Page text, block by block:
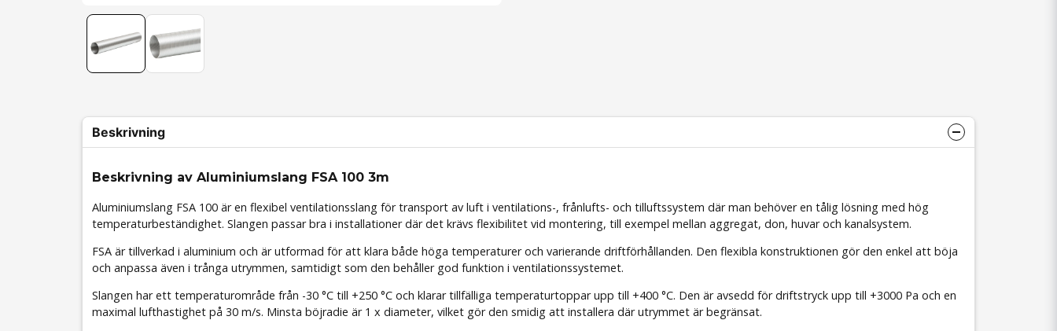
Beskrivning
Beskrivning av Aluminiumslang FSA 100 3m
Aluminiumslang FSA 100 är en flexibel ventilationsslang för transport av luft i ventilations-, frånlufts- och tilluftssystem där man behöver en tålig lösning med hög
temperaturbeständighet. Slangen passar bra i installationer där det krävs flexibilitet vid montering, till exempel mellan aggregat, don, huvar och kanalsystem.
FSA är tillverkad i aluminium och är utformad för att klara både höga temperaturer och varierande driftförhållanden. Den flexibla konstruktionen gör den enkel att böja
och anpassa även i trånga utrymmen, samtidigt som den behåller god funktion i ventilationssystemet.
Slangen har ett temperaturområde från -30 °C till +250 °C och klarar tillfälliga temperaturtoppar upp till +400 °C. Den är avsedd för driftstryck upp till +3000 Pa och en
maximal lufthastighet på 30 m/s. Minsta böjradie är 1 x diameter, vilket gör den smidig att installera där utrymmet är begränsat.